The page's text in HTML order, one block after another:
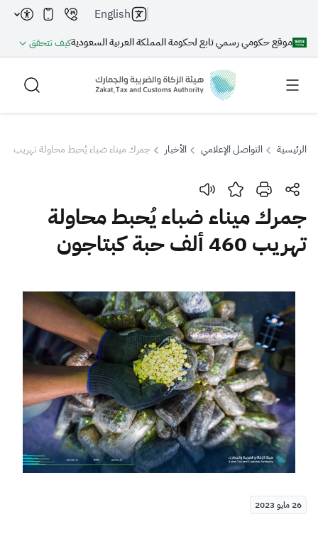
موقع حكومي رسمي تابع لحكومة المملكة العربية السعوديةكيف تتحقق
English
بحث
بحث بحث AI
اقتراحات
الزكاة الجمارك
ضريبة القيمة المضافة
الإقرار الضريبي
التصرفات العقارية
الرئيسية التواصل الإعلامي الأخبار جمرك ميناء ضباء يُحبط محاولة تهريب 460 ألف حبة كبتاجون
جمرك ميناء ضباء يُحبط محاولة
تهريب 460 ألف حبة كبتاجون
26 مايو 2023